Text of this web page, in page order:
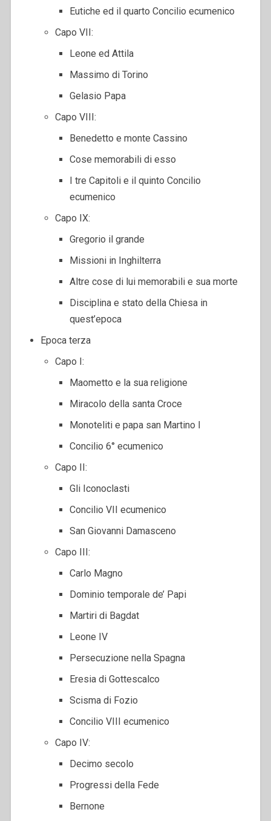
Eutiche ed il quarto Concilio ecumenico
Capo VII:
Leone ed Attila
Massimo di Torino
Gelasio Papa
Capo VIII:
Benedetto e monte Cassino
Cose memorabili di esso
I tre Capitoli e il quinto Concilio
ecumenico
Capo IX:
Gregorio il grande
Missioni in Inghilterra
Altre cose di lui memorabili e sua morte
Disciplina e stato della Chiesa in
quest’epoca
Epoca terza
Capo I:
Maometto e la sua religione
Miracolo della santa Croce
Monoteliti e papa san Martino I
Concilio 6° ecumenico
Capo II:
Gli Iconoclasti
Concilio VII ecumenico
San Giovanni Damasceno
Capo III:
Carlo Magno
Dominio temporale de’ Papi
Martiri di Bagdat
Leone IV
Persecuzione nella Spagna
Eresia di Gottescalco
Scisma di Fozio
Concilio VIII ecumenico
Capo IV:
Decimo secolo
Progressi della Fede
Bernone